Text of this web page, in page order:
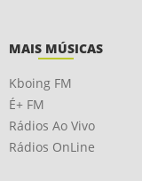
MAIS MÚSICAS
Kboing FM
É+ FM
Rádios Ao Vivo
Rádios OnLine